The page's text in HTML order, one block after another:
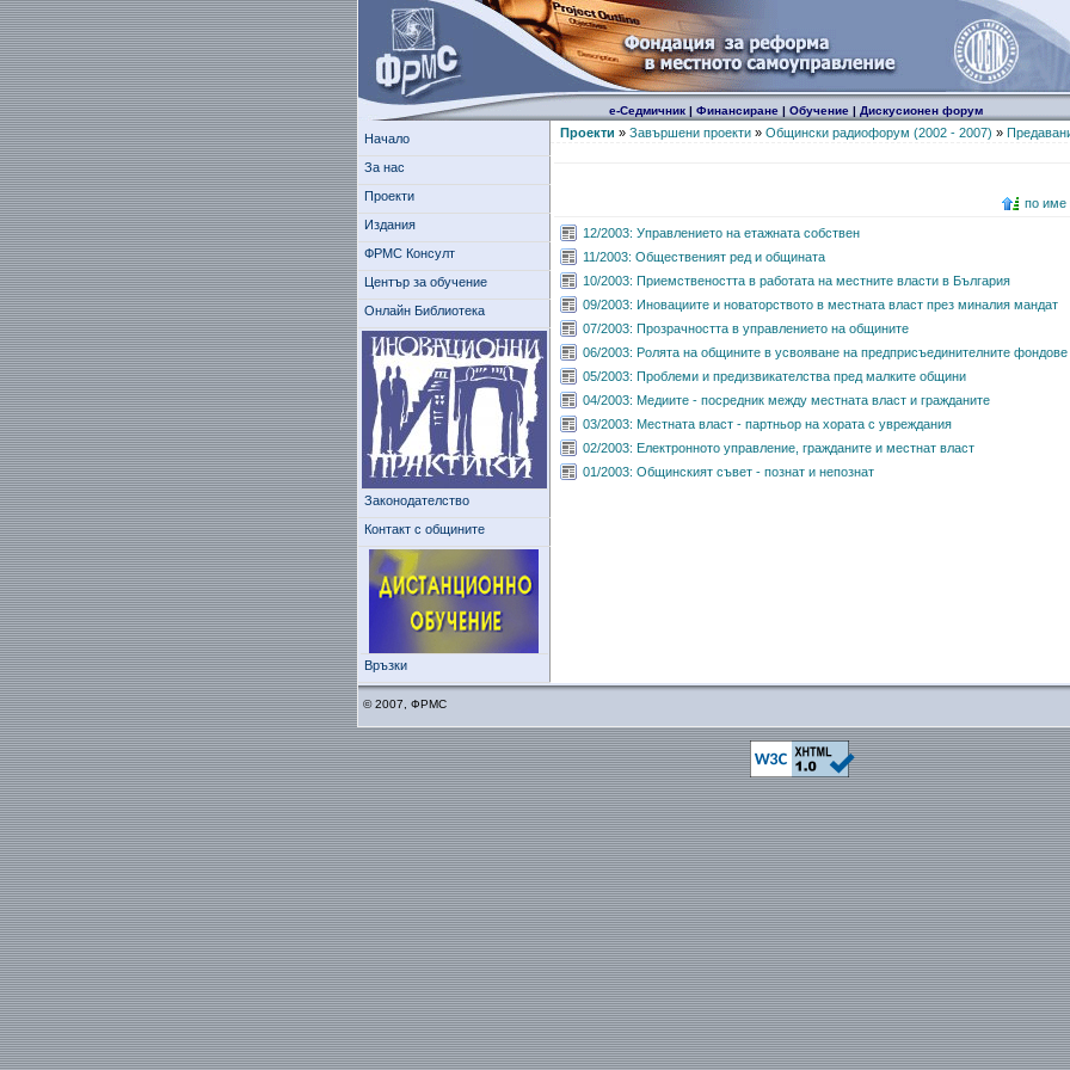
е-Седмичник| Финансиране| Обучение| Дискусионен форум
Начало
За нас
Проекти
Издания
ФРМС Консулт
Център за обучение
Онлайн Библиотека
Законодателство
Контакт с общините
Връзки
Проекти » Завършени проекти» Общински радиофорум (2002 - 2007) »
по име
12/2003: Управлението на етажната собствен
11/2003: Общественият ред и общината
10/2003: Приемствеността в работата на местните власти в България
09/2003: Иновациите и новаторството в местната власт през миналия мандат
07/2003: Прозрачността в управлението на общините
06/2003: Ролята на общините в усвояване на предприсъединителните
05/2003: Проблеми и предизвикателства пред малките общини
04/2003: Медиите - посредник между местната власт и гражданите
03/2003: Местната власт - партньор на хората с увреждания
02/2003: Електронното управление, гражданите и местнат власт
01/2003: Общинският съвет - познат и непознат
© 2007, ФРМС